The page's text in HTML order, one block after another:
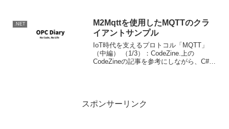
合われてみた場合は以下の記事を見...
.NET
M2Mqttを使用したMQTTのクラ
イアントサンプル
IoT時代を支えるプロトコル「MQTT」
（中編） （1/3）：CodeZine.上の
CodeZineの記事を参考にしながら、C#で
スポンサーリンク